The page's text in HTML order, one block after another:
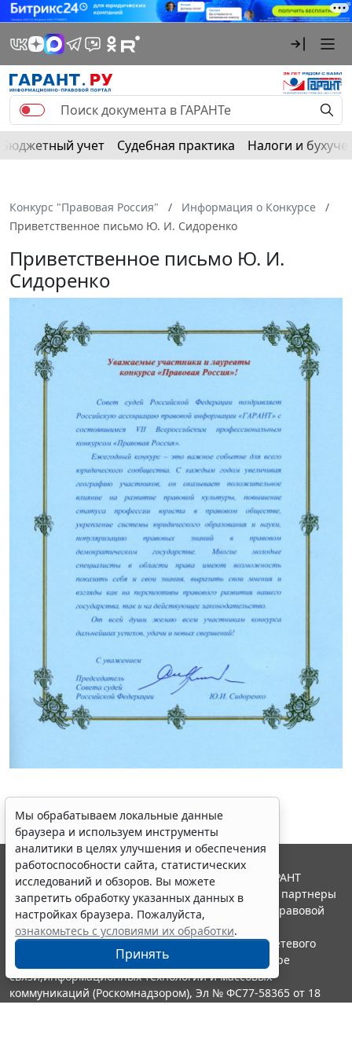
Бюджетный учет Судебная практика Налоги и
Конкурс "Правовая Россия"
Информация о Конкурсе
Приветственное письмо Ю. И. Сидоренко
Приветственное письмо Ю. И.
Сидоренко
Мы обрабатываем локальные данные
браузера и используем инструменты
аналитики в целях улучшения и обеспечения
работоспособности сайта, статистических
исследований и обзоров. Вы можете
запретить обработку указанных данных в
настройках браузера. Пожалуйста,
ознакомьтесь с условиями их обработки.
Принять
© ООО "НПП "ГАРАНТ-СЕРВИС", 2026. Система ГАРАНТ
выпускается с 1990 года. Компания "Гарант" и ее партнеры
являются участниками Российской ассоциации правовой
информации ГАРАНТ.
Портал ГАРАНТ.РУ зарегистрирован в качестве сетевого
издания Федеральной службой по надзору в сфере
связи,информационных технологий и массовых
коммуникаций (Роскомнадзором), Эл № ФС77-58365 от 18